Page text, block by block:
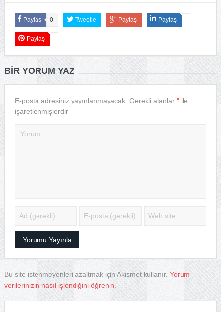
Paylaş 0 Tweetle Paylaş Paylaş
Paylaş
BIR YORUM YAZ
E-posta adresiniz yayınlanmayacak. Gerekli alanlar *ile
işaretlenmişlerdir
Bu site istenmeyenleri azaltmak için Akismet kullanır. Yorum
verilerinizin nasıl işlendiğini öğrenin.